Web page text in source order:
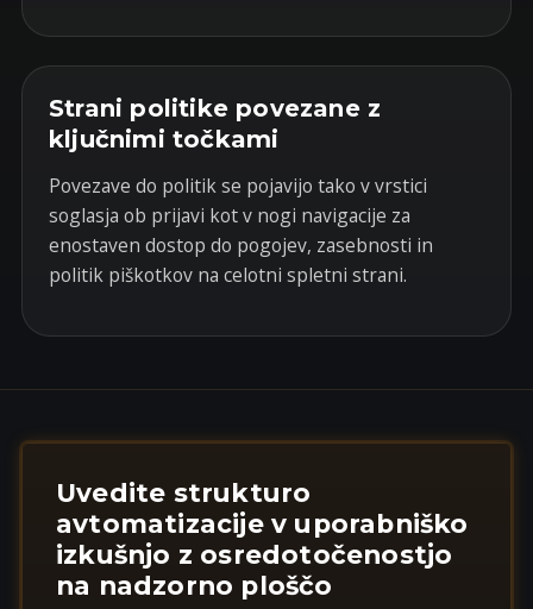
Strani politike povezane z
ključnimi točkami
Povezave do politik se pojavijo tako v vrstici
soglasja ob prijavi kot v nogi navigacije za
enostaven dostop do pogojev, zasebnosti in
politik piškotkov na celotni spletni strani.
Uvedite strukturo
avtomatizacije v uporabniško
izkušnjo z osredotočenostjo
na nadzorno ploščo